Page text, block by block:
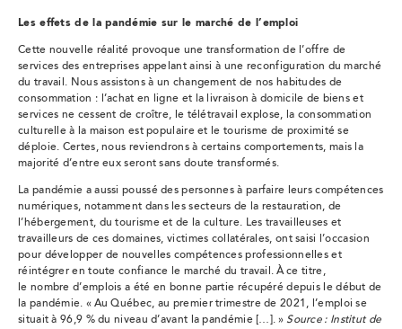
Les effets de la pandémie sur le marché de l’emploi
Cette nouvelle réalité provoque une transformation de l’offre de
services des entreprises appelant ainsi à une reconfiguration du marché
du travail. Nous assistons à un changement de nos habitudes de
consommation : l’achat en ligne et la livraison à domicile de biens et
services ne cessent de croître, le télétravail explose, la consommation
culturelle à la maison est populaire et le tourisme de proximité se
déploie. Certes, nous reviendrons à certains comportements, mais la
majorité d’entre eux seront sans doute transformés.
La pandémie a aussi poussé des personnes à parfaire leurs compétences
numériques, notamment dans les secteurs de la restauration, de
l’hébergement, du tourisme et de la culture. Les travailleuses et
travailleurs de ces domaines, victimes collatérales, ont saisi l’occasion
pour développer de nouvelles compétences professionnelles et
réintégrer en toute confiance le marché du travail. À ce titre,
le nombre d’emplois a été en bonne partie récupéré depuis le début de
la pandémie. « Au Québec, au premier trimestre de 2021, l’emploi se
situait à 96,9 % du niveau d’avant la pandémie […]. » Source : Institut de